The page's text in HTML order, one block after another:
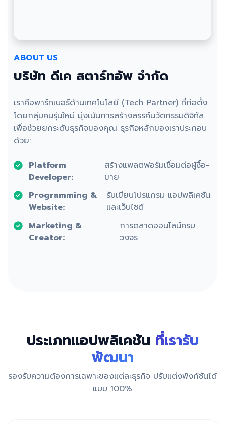
ABOUT US
บริษัท ดีเค สตาร์ทอัพ จำกัด
เราคือพาร์ทเนอร์ด้านเทคโนโลยี (Tech Partner) ที่ก่อตั้ง
โดยกลุ่มคนรุ่นใหม่ มุ่งเน้นการสร้างสรรค์นวัตกรรมดิจิทัล
เพื่อช่วยยกระดับธุรกิจของคุณ ธุรกิจหลักของเราประกอบ
ด้วย:
Platform
Developer:
สร้างแพลตฟอร์มเชื่อมต่อผู้ซื้อ-
ขาย
Programming &
Website:
รับเขียนโปรแกรม แอปพลิเคชัน
และเว็บไซต์
Marketing &
Creator:
การตลาดออนไลน์ครบ
วงจร
ประเภทแอปพลิเคชัน ที่เรารับ
พัฒนา
รองรับความต้องการเฉพาะของแต่ละธุรกิจ ปรับแต่งฟังก์ชันได้
แบบ 100%